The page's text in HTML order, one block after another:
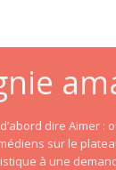
dire
sur le
à une